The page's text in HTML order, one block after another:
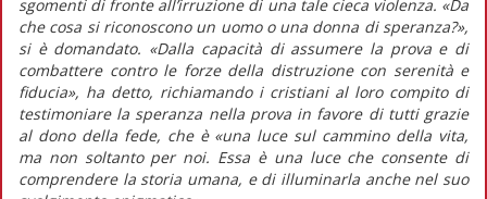
sgomenti di fronte all’irruzione di una tale cieca violenza. «Da
che cosa si riconoscono un uomo o una donna di speranza?»,
si è domandato. «Dalla capacità di assumere la prova e di
combattere contro le forze della distruzione con serenità e
fiducia», ha detto, richiamando i cristiani al loro compito di
testimoniare la speranza nella prova in favore di tutti grazie
al dono della fede, che è «una luce sul cammino della vita,
ma non soltanto per noi. Essa è una luce che consente di
comprendere la storia umana, e di illuminarla anche nel suo